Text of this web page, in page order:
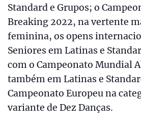
Standard e Grupos; o
Breaking 2022, na vertente
feminina, os opens
Seniores em Latinas e
com o Campeonato Mundial
também em Latinas e
Campeonato Europeu na
variante de Dez Danças.